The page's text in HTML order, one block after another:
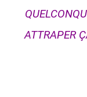
ATTRAPER